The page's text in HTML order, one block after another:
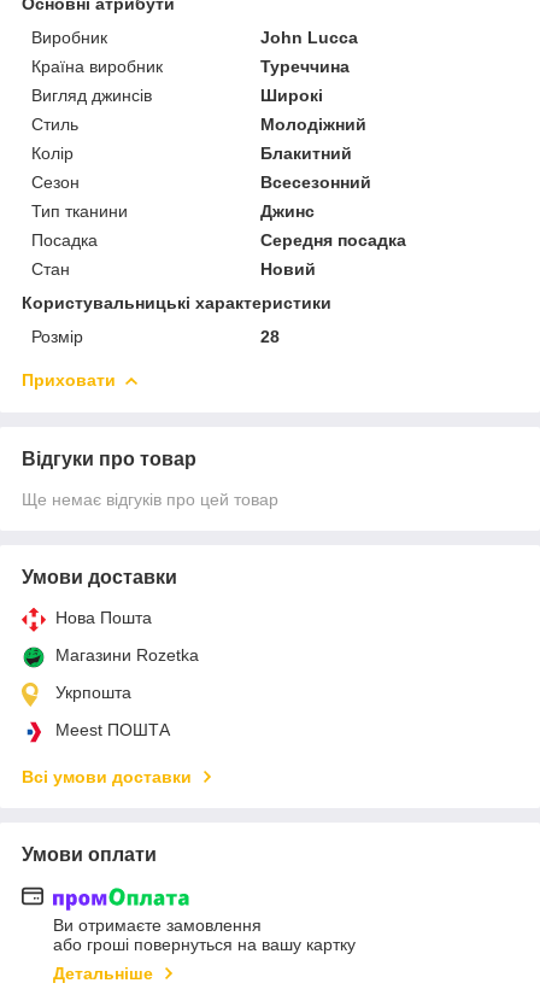
Виробник
John Lucca
Країна виробник
Туреччина
Вигляд джинсів
Широкі
Стиль
Молодіжний
Колір
Блакитний
Сезон
Всесезонний
Тип тканини
Джинс
Посадка
Середня посадка
Стан
Новий
Користувальницькі характеристики
Розмір
28
Приховати
Відгуки про товар
Ще немає відгуків про цей товар
Умови доставки
Нова Пошта
Магазини Rozetka
Укрпошта
Meest ПОШТА
Всі умови доставки
Умови оплати
Ви отримаєте замовлення
або гроші повернуться на вашу картку
Детальніше